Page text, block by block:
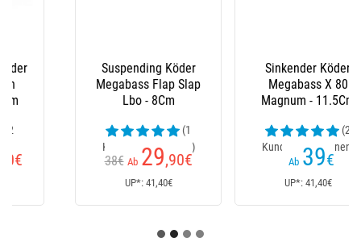
Sinkender Köder
Megabass X 80
Magnum - 11.5Cm
(2
Kundenrezensionen)
39€
Köder Sinkend
Megabass Vision
Oneten +1 Sw - 11Cm
(3
Kundenrezensionen)
30 ,80€
UP*: 30,80€